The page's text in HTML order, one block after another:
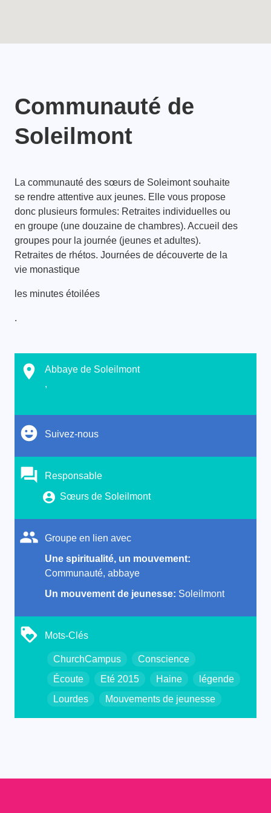
Communauté de
Soleilmont
La communauté des sœurs de Soleimont souhaite
se rendre attentive aux jeunes. Elle vous propose
donc plusieurs formules: Retraites individuelles ou
en groupe (une douzaine de chambres). Accueil des
groupes pour la journée (jeunes et adultes).
Retraites de rhétos. Journées de découverte de la
vie monastique
les minutes étoilées
.
Abbaye de Soleilmont
,
Suivez-nous
Responsable
Sœurs de Soleilmont
Groupe en lien avec
Une spiritualité, un mouvement:
Communauté, abbaye
Un mouvement de jeunesse: Soleilmont
Mots-Clés
ChurchCampus
Conscience
Écoute
Eté 2015 Haine
légende
Lourdes
Mouvements de jeunesse